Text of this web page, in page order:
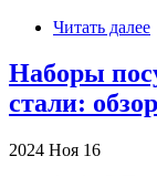
Читать далее
Наборы
стали:
2024 Ноя 16